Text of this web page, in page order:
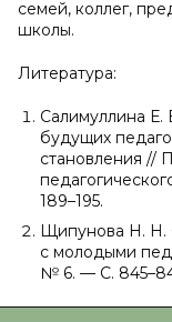
семей, коллег,
школы.
Литература:
Салимуллина Е.
будущих
становления //
189–195.
Щипунова Н. Н.
с молодыми
№ 6. — С.